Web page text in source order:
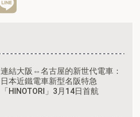
連結大阪⇔名古屋的新世代電車：
日本近鐵電車新型名阪特急
「HINOTORI」3月14日首航